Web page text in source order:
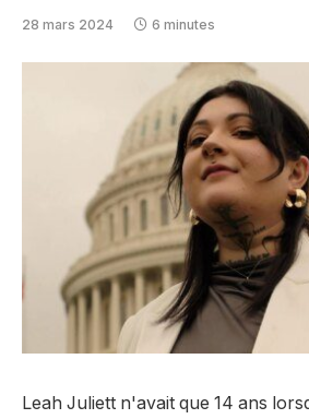
28 mars 2024 6 minutes
Leah Juliett n'avait que 14 ans